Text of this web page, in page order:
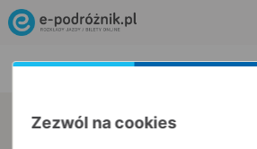
07.08.2026 | -- : --
Zezwól na cookies